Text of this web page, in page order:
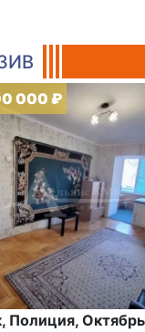
000 ₽
Полиция,